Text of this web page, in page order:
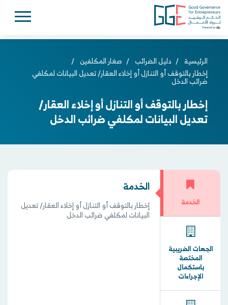
الرئيسية / دليل الضرائب / صغار المكلفين /
إخطار بالتوقف أو التنازل أو إخلاء العقار/ تعديل البيانات لمكلفي
ضرائب الدخل
إخطار بالتوقف أو التنازل أو إخلاء العقار/
تعديل البيانات لمكلفي ضرائب الدخل
الخدمة
الجهات الضريبية
المختصة
باستكمال
الإجراءات
الخدمة
إخطار بالتوقف أو التنازل أو إخلاء العقار/ تعديل
البيانات لمكلفي ضرائب الدخل